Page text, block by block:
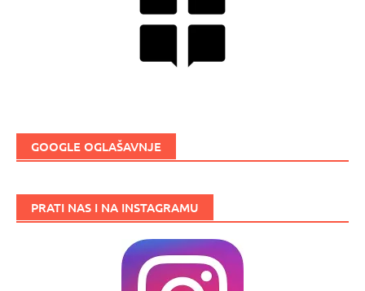
GOOGLE OGLAŠAVNJE
PRATI NAS I NA INSTAGRAMU